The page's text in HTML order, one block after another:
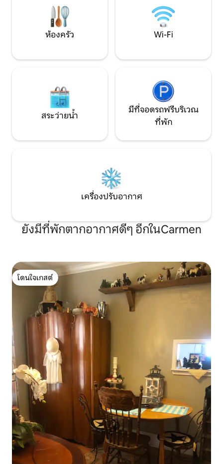
ห้องครัว Wi-Fi
สระว่ายน้ำ
มีที่จอดรถฟรีบริเวณ
ที่พัก
เครื่องปรับอากาศ
ยังมีที่พักตากอากาศดีๆ อีกในCarmen
โดนใจเกสต์
โดนใจเกสต์